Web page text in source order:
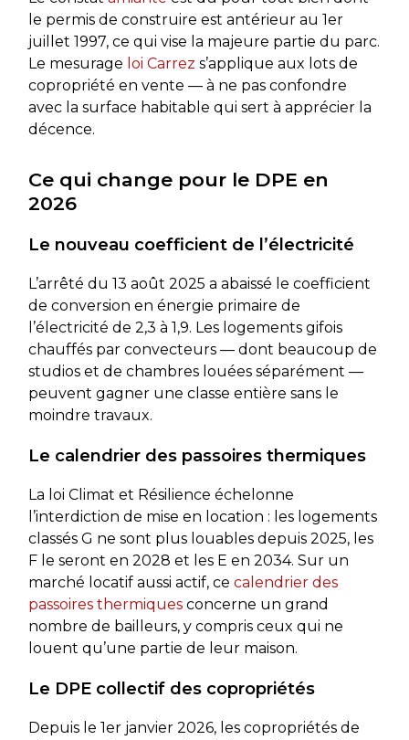
le permis de construire est antérieur au 1er
juillet 1997, ce qui vise la majeure partie du parc.
Le mesurage loi Carrez s’applique aux lots de
copropriété en vente — à ne pas confondre
avec la surface habitable qui sert à apprécier la
décence.
Ce qui change pour le DPE en
2026
Le nouveau coefficient de l’électricité
L’arrêté du 13 août 2025 a abaissé le coefficient
de conversion en énergie primaire de
l’électricité de 2,3 à 1,9. Les logements gifois
chauffés par convecteurs — dont beaucoup de
studios et de chambres louées séparément —
peuvent gagner une classe entière sans le
moindre travaux.
Le calendrier des passoires thermiques
La loi Climat et Résilience échelonne
l’interdiction de mise en location : les logements
classés G ne sont plus louables depuis 2025, les
F le seront en 2028 et les E en 2034. Sur un
marché locatif aussi actif, ce calendrier des
passoires thermiquesconcerne un grand
nombre de bailleurs, y compris ceux qui ne
louent qu’une partie de leur maison.
Le DPE collectif des copropriétés
Depuis le 1er janvier 2026, les copropriétés de